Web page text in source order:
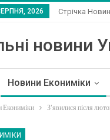
2026 Стрічка Новин
новини
Новини Екониміки
Екониміки З’явилися після